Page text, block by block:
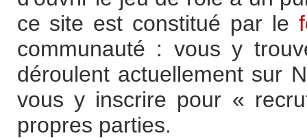
ce site est constitué par le
communauté : vous y
déroulent actuellement sur
vous y inscrire pour «
propres parties.